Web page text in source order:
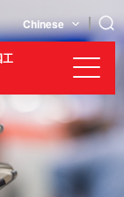
Chinese